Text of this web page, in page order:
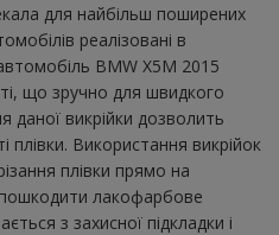
для найбільш поширених
реалізовані в
BMW X5M 2015
що зручно для швидкого
даної викрійки дозволить
Використання викрійок
плівки прямо на
лакофарбове
з захисної підкладки і